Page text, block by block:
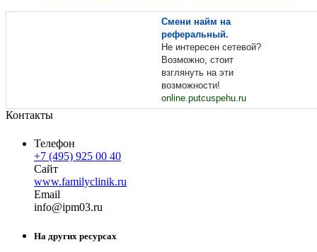
Смени найм на
реферальный.
Не интересен сетевой?
Возможно, стоит
взглянуть на эти
возможности!
online.putcuspehu.ru
Контакты
Телефон
+7 (495) 925 00 40
Сайт
www.familyclinik.ru
Email
info@ipm03.ru
На других ресурсах